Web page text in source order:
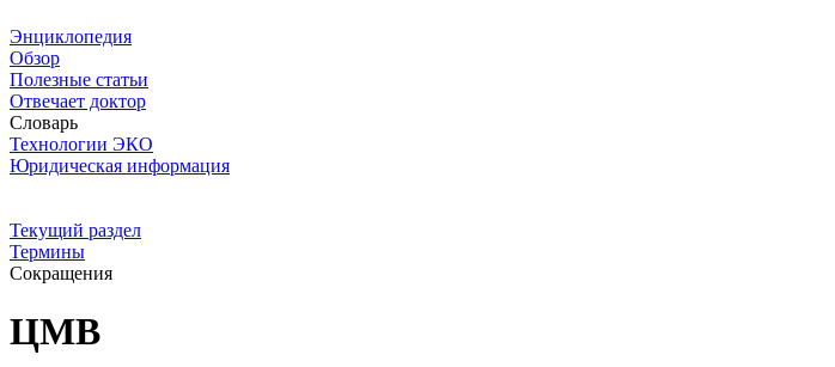
Энциклопедия
Обзор
Полезные статьи
Отвечает доктор
Словарь
Технологии ЭКО
Юридическая информация
Текущий раздел
Термины
Сокращения
ЦМВ